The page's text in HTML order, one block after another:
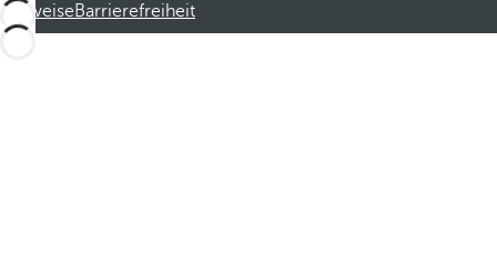
HinweiseBarrierefreiheit